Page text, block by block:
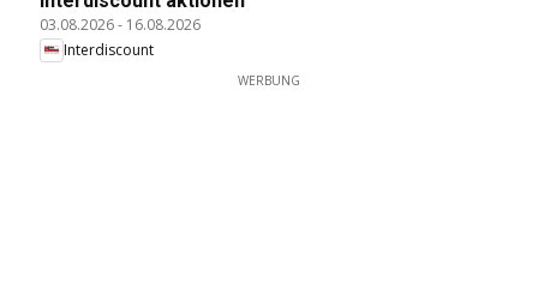
03.08.2026- 16.08.2026
Interdiscount
WERBUNG